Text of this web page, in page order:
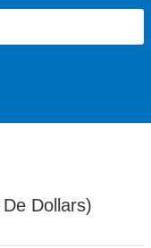
Dollars)